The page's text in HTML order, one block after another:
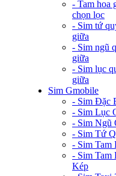
- Tam hoa
chọn lọc
- Sim tứ
giữa
- Sim ngũ
giữa
- Sim lục
giữa
Sim Gmobile
- Sim Đặc
- Sim Lục
- Sim Ngũ
- Sim Tứ
- Sim Tam
- Sim Tam
Kép